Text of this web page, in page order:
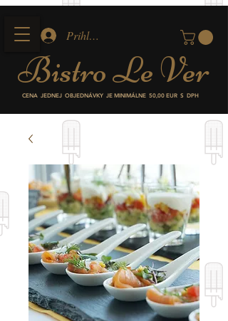
Prihlásiť
BistroLe Ver
CENA JEDNEJ OBJEDNÁVKY JE MINIMÁLNE 50,00 EUR S DPH